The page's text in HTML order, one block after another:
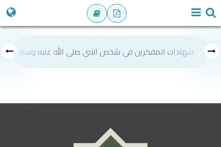
شهادات المفكرين في شخص النبي صلى الله عليه وسلم